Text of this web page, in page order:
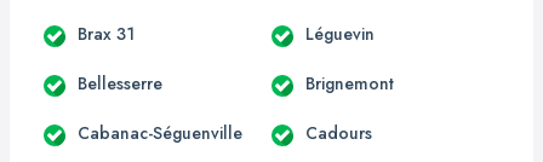
Brax 31 Léguevin
Bellesserre Brignemont
Cabanac-Séguenville Cadours